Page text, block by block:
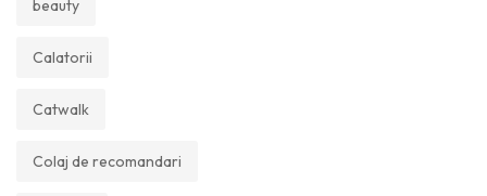
beauty
Calatorii
Catwalk
Colaj de recomandari